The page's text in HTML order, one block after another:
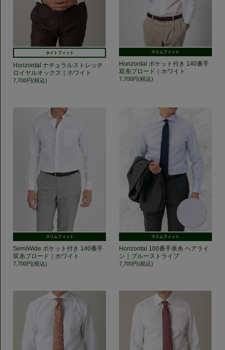
タイトフィット
Horizontal ナチュラルストレッチ
ロイヤルオックス｜ホワイト
7,700円(税込)
スリムフィット
Horizontal ポケット付き 140番手
双糸ブロード｜ホワイト
7,700円(税込)
スリムフィット
SemiWide ポケット付き 140番手
双糸ブロード｜ホワイト
7,700円(税込)
スリムフィット
Horizontal 100番手単糸 ヘアライ
ン｜ブルーストライプ
7,700円(税込)